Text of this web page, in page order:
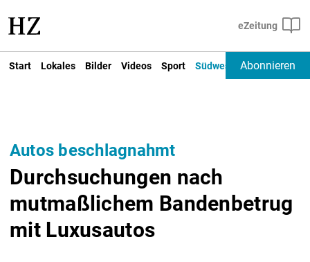
Start Lokales Bilder Videos Sport Südwest Deutschland
Abonnieren
Autos beschlagnahmt
Durchsuchungen nach
mutmaßlichem Bandenbetrug
mit Luxusautos